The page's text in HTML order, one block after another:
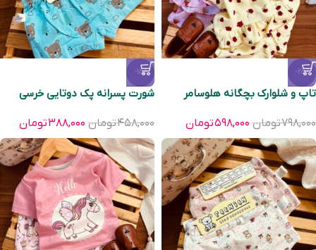
-25%
تاپ و شلوارک بچگانه هلوسامر
۷۹۸,۰۰۰تومان ۵۹۸,۰۰۰تومان
-15%
شورت پسرانه پک دوتایی خرسی
۴۵۸,۰۰۰تومان ۳۸۸,۰۰۰تومان